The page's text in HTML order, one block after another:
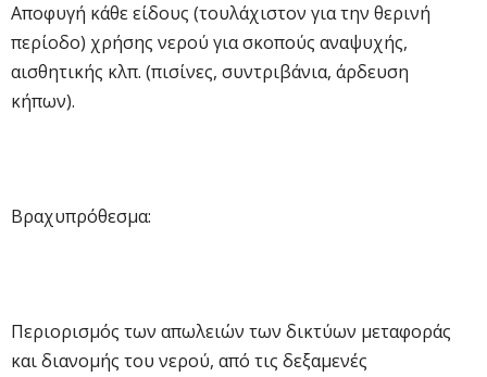
Αποφυγή κάθε είδους (τουλάχιστον για την θερινή
περίοδο) χρήσης νερού για σκοπούς αναψυχής,
αισθητικής κλπ. (πισίνες, συντριβάνια, άρδευση
κήπων).
Βραχυπρόθεσμα:
Περιορισμός των απωλειών των δικτύων μεταφοράς
και διανομής του νερού, από τις δεξαμενές